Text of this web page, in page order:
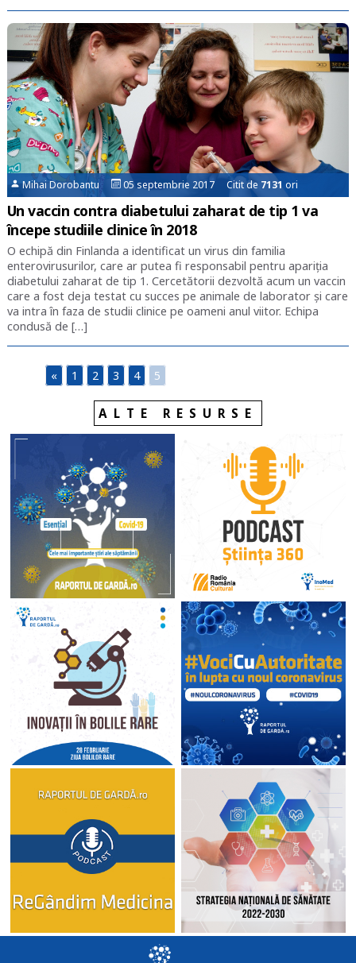
Mihai Dorobantu 05 septembrie 2017 Citit de 7131ori
Un vaccin contra diabetului zaharat de tip 1 va
începe studiile clinice în 2018
O echipă din Finlanda a identificat un virus din familia
enterovirusurilor, care ar putea fi responsabil pentru apariția
diabetului zaharat de tip 1. Cercetătorii dezvoltă acum un vaccin
care a fost deja testat cu succes pe animale de laborator și care
va intra în faza de studii clinice pe oameni anul viitor. Echipa
condusă de […]
« 1 2 3 4 5
ALTE RESURSE